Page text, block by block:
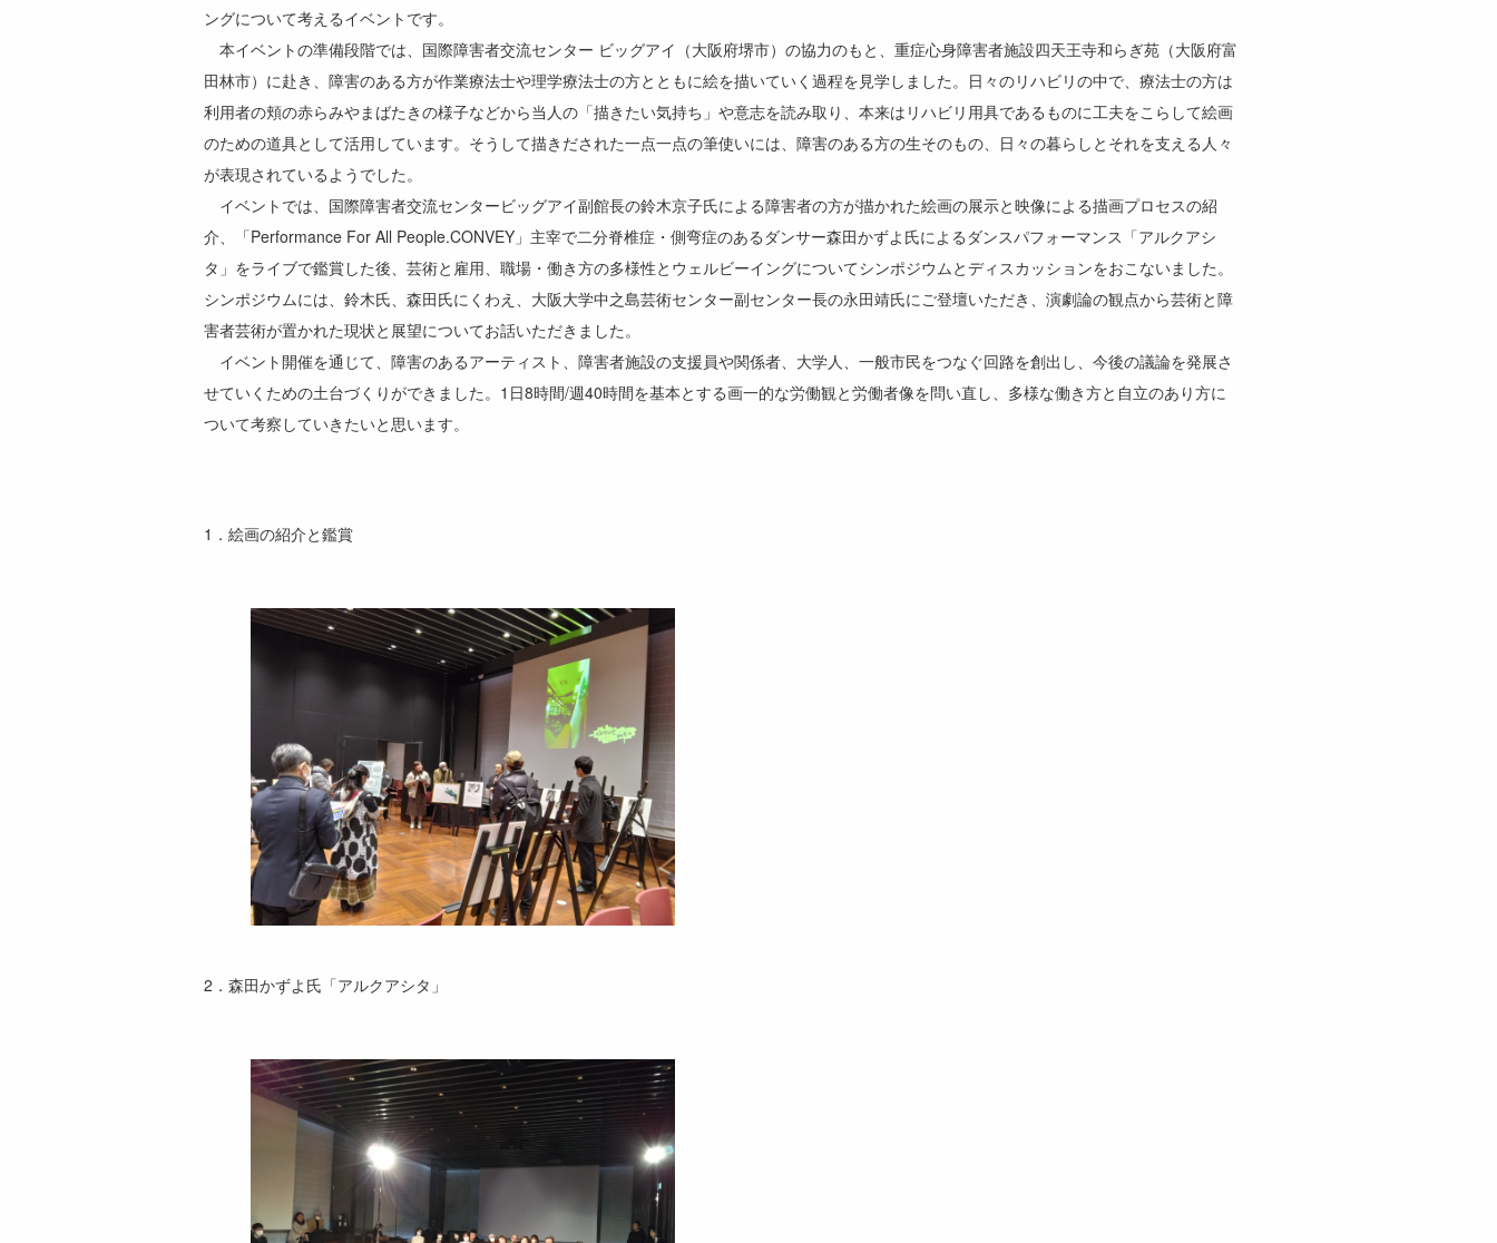
ングについて考えるイベントです。
本イベントの準備段階では、国際障害者交流センター ビッグアイ（大阪府堺市）の協力のもと、重症心身障害者施設四天王寺和らぎ苑（大阪府富
田林市）に赴き、障害のある方が作業療法士や理学療法士の方とともに絵を描いていく過程を見学しました。日々のリハビリの中で、療法士の方は
利用者の頬の赤らみやまばたきの様子などから当人の「描きたい気持ち」や意志を読み取り、本来はリハビリ用具であるものに工夫をこらして絵画
のための道具として活用しています。そうして描きだされた一点一点の筆使いには、障害のある方の生そのもの、日々の暮らしとそれを支える人々
が表現されているようでした。
イベントでは、国際障害者交流センタービッグアイ副館長の鈴木京子氏による障害者の方が描かれた絵画の展示と映像による描画プロセスの紹
介、「Performance For All People.CONVEY」主宰で二分脊椎症・側弯症のあるダンサー森田かずよ氏によるダンスパフォーマンス「アルクアシ
タ」をライブで鑑賞した後、芸術と雇用、職場・働き方の多様性とウェルビーイングについてシンポジウムとディスカッションをおこないました。
シンポジウムには、鈴木氏、森田氏にくわえ、大阪大学中之島芸術センター副センター長の永田靖氏にご登壇いただき、演劇論の観点から芸術と障
害者芸術が置かれた現状と展望についてお話いただきました。
イベント開催を通じて、障害のあるアーティスト、障害者施設の支援員や関係者、大学人、一般市民をつなぐ回路を創出し、今後の議論を発展さ
せていくための土台づくりができました。1日8時間/週40時間を基本とする画一的な労働観と労働者像を問い直し、多様な働き方と自立のあり方に
ついて考察していきたいと思います。
1．絵画の紹介と鑑賞
2．森田かずよ氏「アルクアシタ」